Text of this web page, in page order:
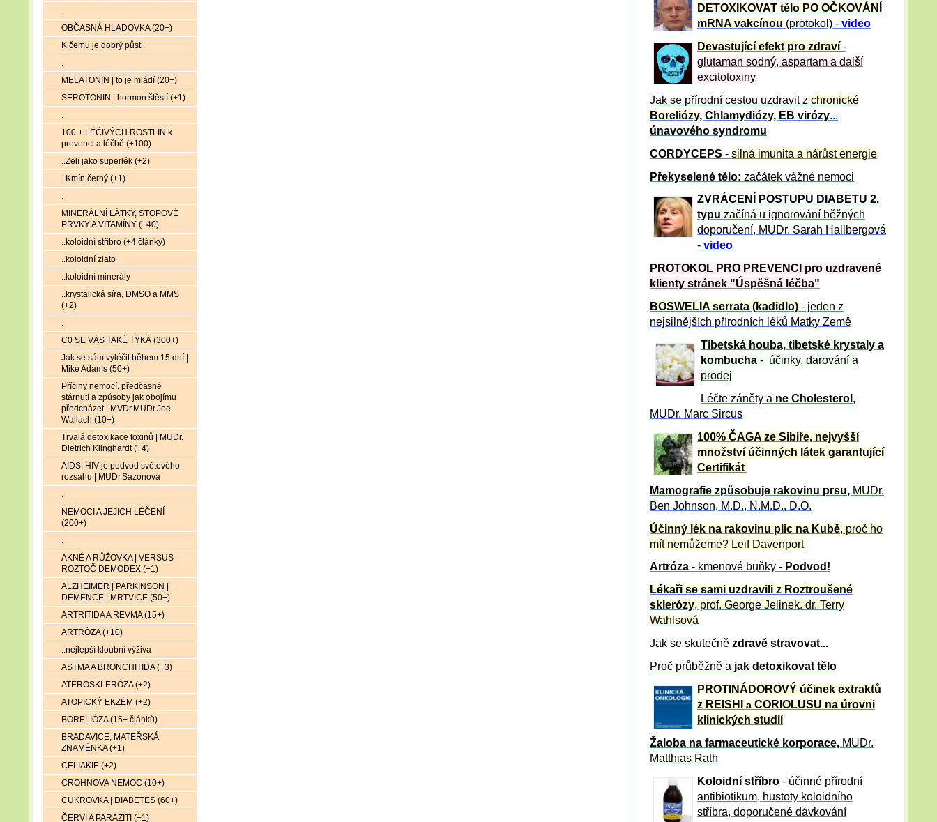
DETOXIKOVAT tělo PO OČKOVÁNÍ
mRNA vakcínou (protokol) - video
Devastující efekt pro zdraví-
glutaman sodný, aspartam a další
excitotoxiny
Jak se přírodní cestou uzdravit z chronické
Boreliózy, Chlamydiózy, EB virózy...
únavového syndromu
CORDYCEPS - silná imunita a nárůst energie
Překyselené tělo: začátek vážné nemoci
ZVRÁCE NÍ POSTUPU DIABETU 2.
typu začíná u ignorování běžných
doporučení, MUDr. Sarah Hallbergová
- video
PROTOKOL PRO PREVENCI pro uzdravené
klienty stránek "Úspěšná léčba"
BOSWELIA serrata (kadidlo) - jeden z
nejsilnějších přírodních léků Matky Země
Tibetská houba, tibetské krystaly a
kombucha - účinky, darování a
prodej
Léčte záněty a ne Cholesterol ,
MUDr. Marc Sircus
100% ČAGA ze Sibiře, nejvyšší
množství účinných látek garantující
Certifikát
Mamografie způsobuje rakovinu prsu, MUDr.
Ben Johnson, M.D., N.M.D., D.O.
Účinný lék na rakovinu plic na Kubě, proč ho
mít nemůžeme? Leif Davenport
Artróza - kmenové buňky - Podvod!
Lékaři se sami uzdravili z Roztroušené
sklerózy, prof. George Jelinek, dr. Terry
Wahlsová
Jak se skutečně zdravě stravovat...
Proč průběžně a jak detoxikovat tělo
PROTINÁDOROVÝ účinek extraktů
z REISHI a CORIOLUSU na úrovni
klinických studií
Žaloba na farmaceutické korporace, MUDr.
Matthias Rath
Koloidní stříbro- účinné přírodní
antibiotikum, hustoty koloidního
stříbra, doporučené dávkování
.
OBČASNÁ HLADOVKA (20+)
K čemu je dobrý půst
.
MELATONIN | to je mládí (20+)
SEROTONIN | hormon štěstí (+1)
.
100 + LÉČIVÝCH ROSTLIN k
prevenci a léčbě (+100)
..Zelí jako superlék (+2)
..Kmín černý (+1)
.
MINERÁLNÍ LÁTKY, STOPOVÉ
PRVKY A VITAMÍNY (+40)
..koloidní stříbro (+4 články)
..koloidní zlato
..koloidní minerály
..krystalická síra, DMSO a MMS
(+2)
.
C0 SE VÁS TAKÉ TÝKÁ (300+)
Jak se sám vyléčit během 15 dní |
Mike Adams (50+)
Příčiny nemocí, předčasné
stárnutí a způsoby jak obojímu
předcházet | MVDr.MUDr.Joe
Wallach (10+)
Trvalá detoxikace toxinů | MUDr.
Dietrich Klinghardt (+4)
AIDS, HIV je podvod světového
rozsahu | MUDr.Sazonová
.
NEMOCI A JEJICH LÉČENÍ
(200+)
.
AKNÉ A RŮŽOVKA | VERSUS
ROZTOČ DEMODEX (+1)
ALZHEIMER | PARKINSON |
DEMENCE | MRTVICE (50+)
ARTRITIDA A REVMA (15+)
ARTRÓZA (+10)
..nejlepší kloubní výživa
ASTMA A BRONCHITIDA (+3)
ATEROSKLERÓZA (+2)
ATOPICKÝ EKZÉM (+2)
BORELIÓZA (15+ článků)
BRADAVICE, MATEŘSKÁ
ZNAMÉNKA (+1)
CELIAKIE (+2)
CROHNOVA NEMOC (10+)
CUKROVKA | DIABETES (60+)
ČERVI A PARAZITI (+1)